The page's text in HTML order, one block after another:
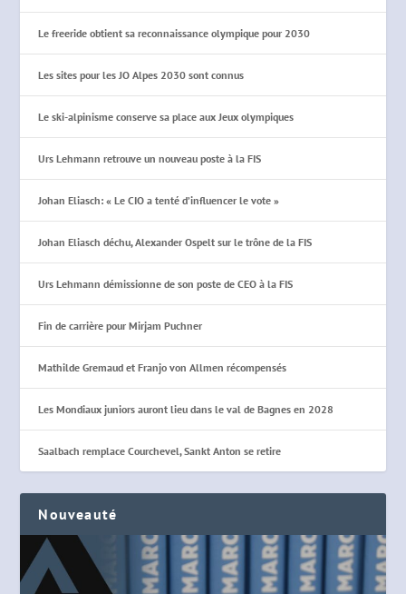
Le freeride obtient sa reconnaissance olympique pour 2030
Les sites pour les JO Alpes 2030 sont connus
Le ski-alpinisme conserve sa place aux Jeux olympiques
Urs Lehmann retrouve un nouveau poste à la FIS
Johan Eliasch: « Le CIO a tenté d’influencer le vote »
Johan Eliasch déchu, Alexander Ospelt sur le trône de la FIS
Urs Lehmann démissionne de son poste de CEO à la FIS
Fin de carrière pour Mirjam Puchner
Mathilde Gremaud et Franjo von Allmen récompensés
Les Mondiaux juniors auront lieu dans le val de Bagnes en 2028
Saalbach remplace Courchevel, Sankt Anton se retire
Nouveauté